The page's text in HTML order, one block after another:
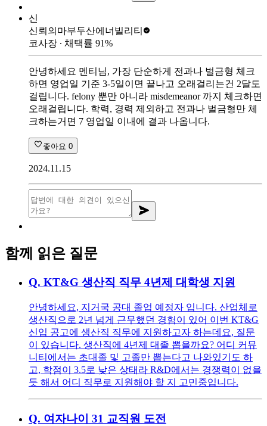
신
신뢰의마부두산에너빌리티
코사장 ∙ 채택률 91%
안녕하세요 멘티님, 가장 단순하게 전과나 벌금형 체크
하면 영업일 기준 3-5일이면 끝나고 오래걸리는건 2달도
걸립니다. felony 뿐만 아니라 misdemeanor 까지 체크하면
오래걸립니다. 학력, 경력 제외하고 전과나 벌금형만 체
크하는거면 7 영업일 이내에 결과 나옵니다.
좋아요 0
2024.11.15
함께 읽은 질문
Q. KT&G 생산직 직무 4년제 대학생 지원
안녕하세요, 지거국 공대 졸업 예정자 입니다. 산업체로
생산직으로 2년 넘게 근무했던 경험이 있어 이번 KT&G
신입 공고에 생산직 직무에 지원하고자 하는데요, 질문
이 있습니다. 생산직에 4년제 대졸 뽑을까요? 어디 커뮤
니티에서는 초대졸 및 고졸만 뽑는다고 나와있기도 하
고, 학점이 3.5로 낮은 상태라 R&D에서는 경쟁력이 없을
듯 해서 어디 직무로 지원해야 할 지 고민중입니다.
Q. 여자나이 31 교직원 도전